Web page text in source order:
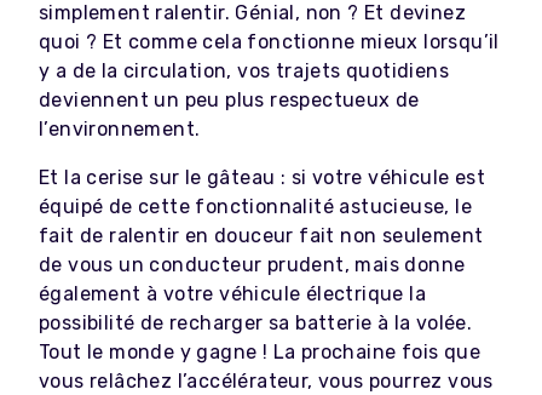
simplement ralentir. Génial, non ? Et devinez
quoi ? Et comme cela fonctionne mieux lorsqu’il
y a de la circulation, vos trajets quotidiens
deviennent un peu plus respectueux de
l’environnement.
Et la cerise sur le gâteau : si votre véhicule est
équipé de cette fonctionnalité astucieuse, le
fait de ralentir en douceur fait non seulement
de vous un conducteur prudent, mais donne
également à votre véhicule électrique la
possibilité de recharger sa batterie à la volée.
Tout le monde y gagne ! La prochaine fois que
vous relâchez l’accélérateur, vous pourrez vous